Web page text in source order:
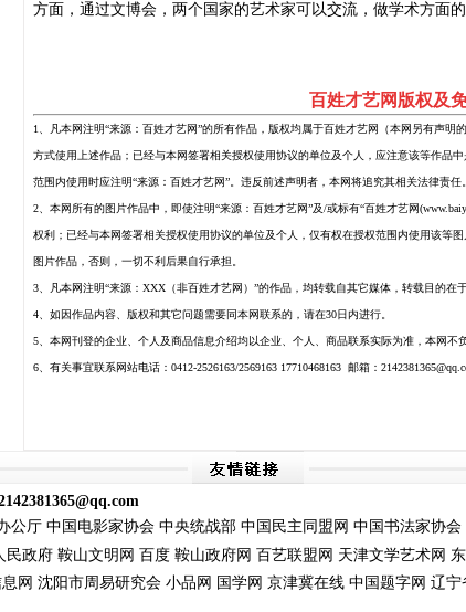
方面，通过文博会，两个国家的艺术家可以交流，做学术方面
百姓才艺网版权及
1、凡本网注明“来源：百姓才艺网”的所有作品，版权均属于百姓才艺网（本网另有声
方式使用上述作品；已经与本网签署相关授权使用协议的单位及个人，应注意该等作品
范围内使用时应注明“来源：百姓才艺网”。违反前述声明者，本网将追究其相关法律责任。
2、本网所有的图片作品中，即使注明“来源：百姓才艺网”及/或标有“百姓才艺网
权利；已经与本网签署相关授权使用协议的单位及个人，仅有权在授权范围内使用该等
图片作品，否则，一切不利后果自行承担。
3、凡本网注明“来源：XXX（非百姓才艺网）”的作品，均转载自其它媒体，转载目的在
4、如因作品内容、版权和其它问题需要同本网联系的，请在30日内进行。
5、本网刊登的企业、个人及商品信息介绍均以企业、个人、商品联系实际为准，本网不
6、有关事宜联系网站电话：0412-2526163/2569163 17710468163 邮箱：
公厅 中国电影家协会 中央统战部 中国民主同盟网 中国书法家协会
民政府 鞍山文明网 百度 鞍山政府网 百艺联盟 网 天津文学艺术网
网 沈阳市周易研究会 小品网 国学网 京津冀在线 中国题字网 辽宁